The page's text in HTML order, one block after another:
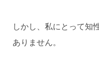
しかし、私にとって知
ありません。